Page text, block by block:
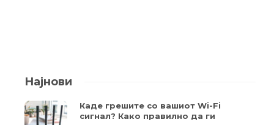
Најнови
Каде грешите со вашиот Wi-Fi
сигнал? Како правилно да ги